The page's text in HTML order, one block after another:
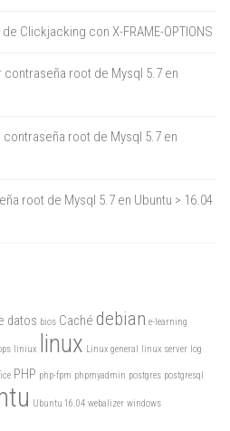
Clickjacking con X-FRAME-OPTIONS
contraseña root de Mysql 5.7 en
contraseña root de Mysql 5.7 en
root de Mysql 5.7 en Ubuntu > 16.04
datos bios Caché debian e-learning
liniux linux Linux general linux server log
PHP php-fpm phpmyadmin postgres postgresql
Ubuntu 16.04 webalizer windows